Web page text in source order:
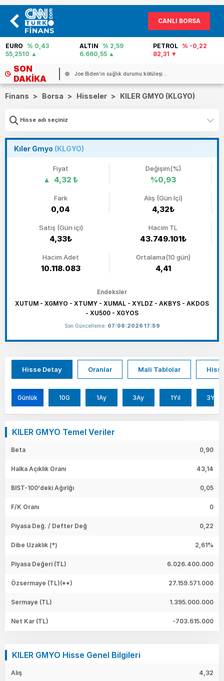
CANLI BORSA
EURO
% 0,43
55,2510
ALTIN
% 2,59
6.660,55
PETROL % -0,22
82,31
SON
DAKIKA
KR... Joe Biden’ın sağlık durumu kötüleşi...
Finans > Borsa > Hisseler > KILER GMYO (KLGYO)
Kıler Gmyo (KLGYO)
Fiyat
4,32 ₺
Değişim(%)
%0,93
Fark
0,04
Alış (Gün İçi)
4,32₺
Satış (Gün içi)
4,33₺
Hacim TL
43.749.101₺
Hacim Adet
10.118.083
Ortalama(10 gün)
4,41
Endeksler
XUTUM - XGMYO - XTUMY - XUMAL - XYLDZ - AKBYS - AKDOS
- XU500 - XGYOS
Son Güncelleme: 07:08:2026 17:59
Hisse Detay Oranlar Mali Tablolar
Günlük 10G 1Ay 3Ay 1Yıl 3Yıl
KILER GMYO Temel Veriler
Beta 0,90
Halka Açıklık Oranı 43,14
BIST-100'deki Ağırlğı 0,05
F/K Oranı 0
Piyasa Değ. / Defter Değ 0,22
Dibe Uzaklık (*) 2,61%
Piyasa Değeri (TL) 6.026.400.000
Özsermaye (TL)(**) 27.159.571.000
Sermaye (TL) 1.395.000.000
Net Kar (TL) -703.615.000
KILER GMYO Hisse Genel Bilgileri
Alış 4,32